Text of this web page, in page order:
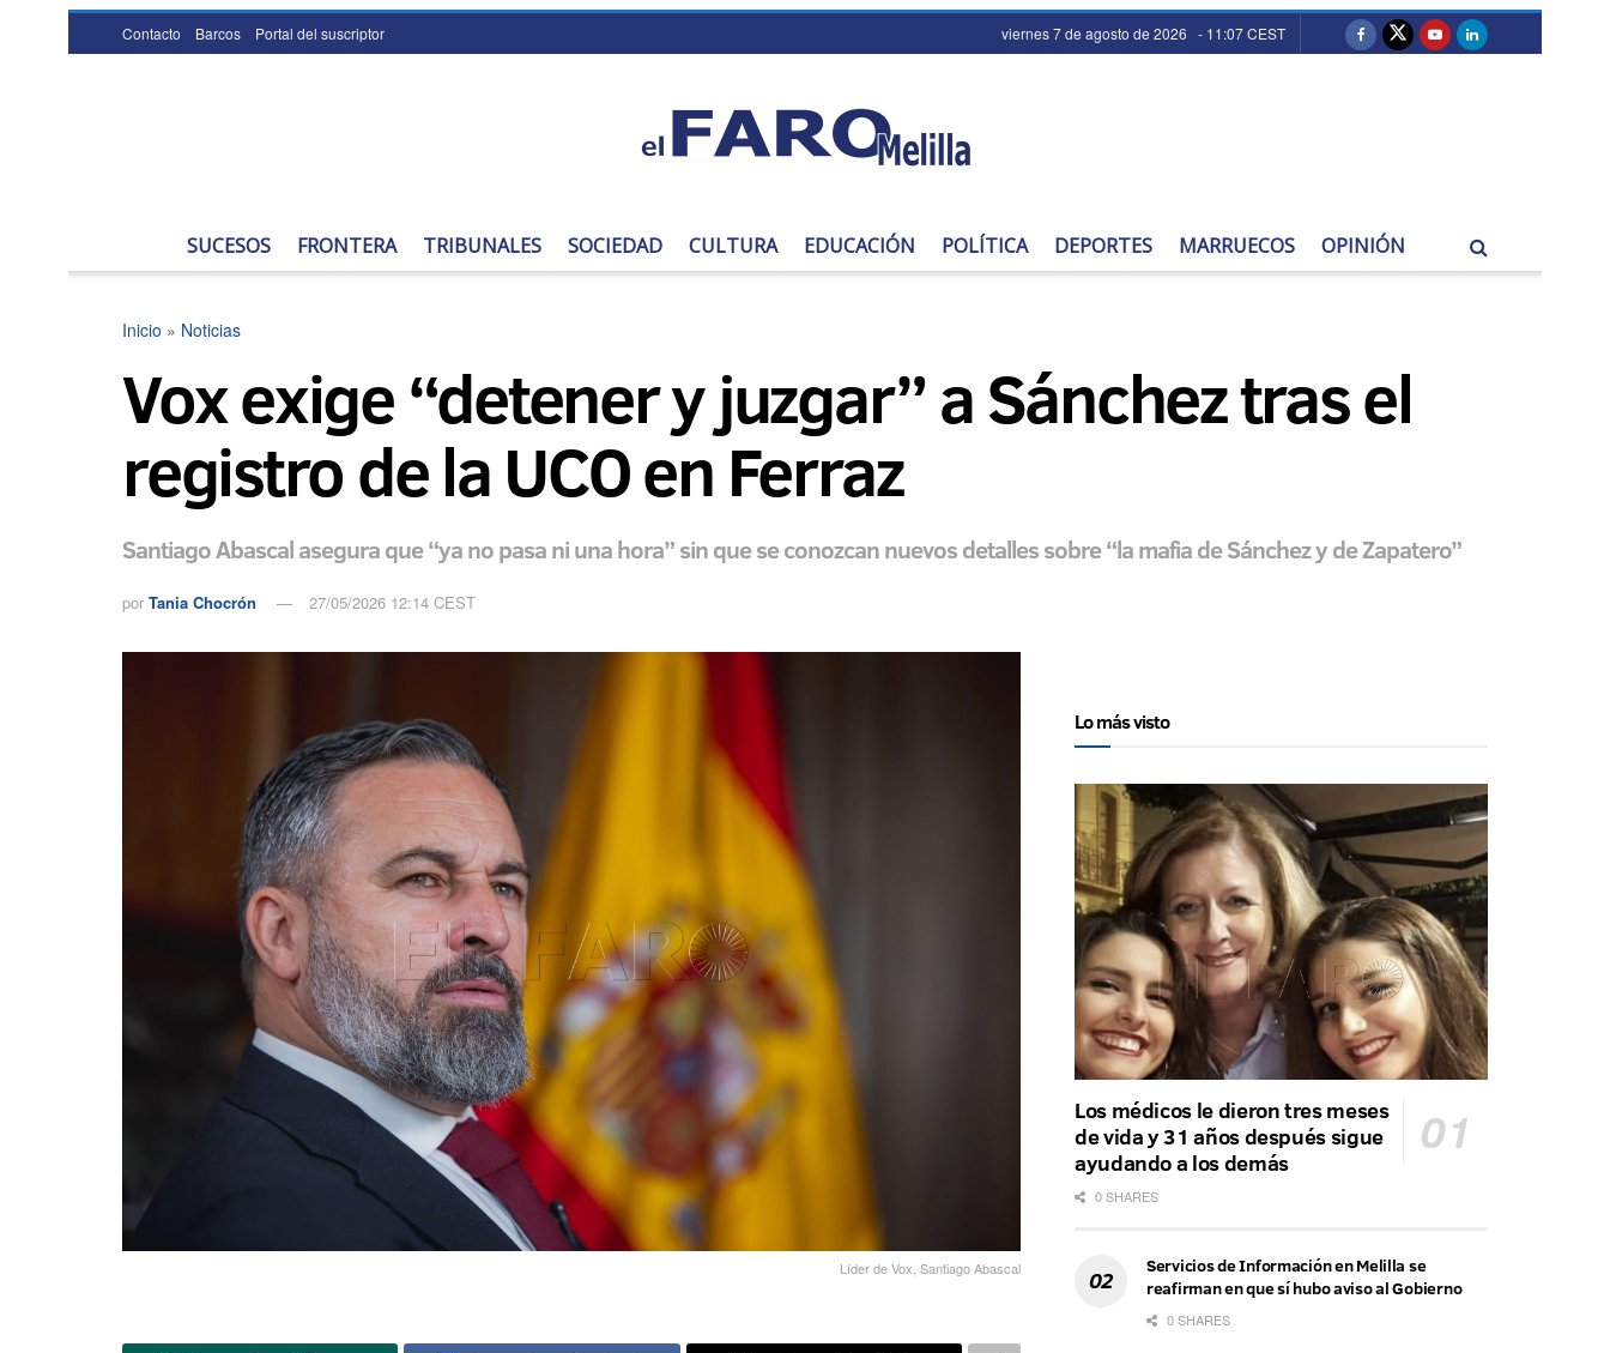
Contacto Barcos Portal del suscriptor viernes 7 de agosto de 2026 - 11:07 CEST
SUCESOS FRONTERA TRIBUNALES SOCIEDAD CULTURA EDUCACIÓN POLÍTICA DEPORTES MARRUECOS OPINIÓN
Inicio » Noticias
Vox exige “detener y juzgar” a Sánchez tras el
registro de la UCO en Ferraz
Santiago Abascal asegura que “ya no pasa ni una hora” sin que se conozcan nuevos detalles sobre “la mafia de Sánchez y de Zapatero”
por Tania Chocrón 27/05/2026 12:14 CEST
Líder de Vox, Santiago Abascal
Lo más visto
Los médicos le dieron tres meses
de vida y 31 años después sigue
ayudando a los demás
0 SHARES
Servicios de Información en Melilla se
reafirman en que sí hubo aviso al Gobierno
0 SHARES